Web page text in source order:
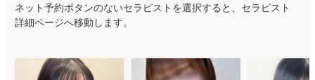
ネット予約ボタンのないセラピストを選択すると、セラピスト
詳細ページへ移動します。